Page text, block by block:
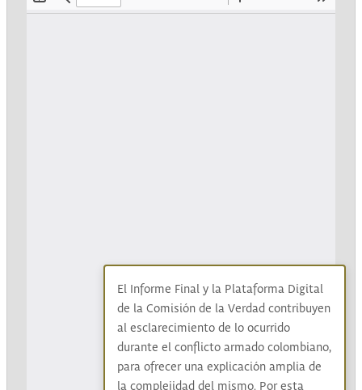
El Informe Final y la Plataforma Digital
de la Comisión de la Verdad contribuyen
al esclarecimiento de lo ocurrido
durante el conflicto armado colombiano,
para ofrecer una explicación amplia de
la complejidad del mismo. Por esta